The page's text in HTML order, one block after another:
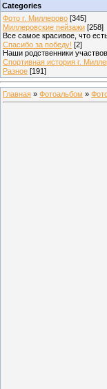
Categories
Фото г. Миллерово [345]
Миллеровские пейзажи [258]
Все самое красивое, что
Спасибо за победу! [2]
Наши родственники
Спортивная история г.
Разное [191]
Главная » Фотоальбом »